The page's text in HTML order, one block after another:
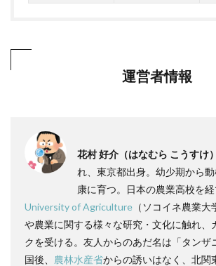
運営者情報
花村 好介（はなむら こうすけ）
れ、東京都出身。幼少期から
康に育つ。日本の農業高校を経
University of Agriculture （ソコイネ農業
や農業に関する様々な研究・文化に触れ、
クを受ける。友人からのあだ名は「タンザ
国後、 農林水産省からの誘いはなく、北関